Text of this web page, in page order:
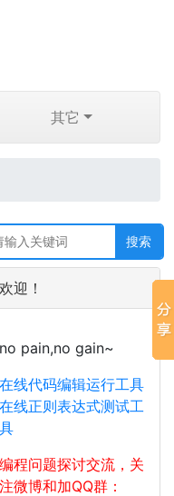
其它
欢迎！
no pain,no gain~
在线代码编辑运行工具
在线正则表达式测试工
具
编程问题探讨交流，关
注微博和加QQ群：